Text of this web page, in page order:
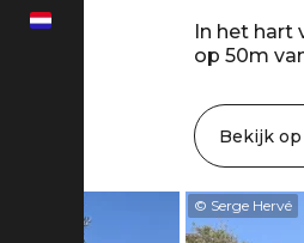
nl
In het hart
op 50m
Bekijk
© Serge Hervé